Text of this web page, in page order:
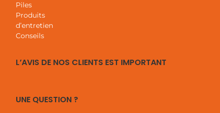
Piles
Produits
d’entretien
Conseils
L’AVIS DE NOS CLIENTS EST IMPORTANT
UNE QUESTION ?